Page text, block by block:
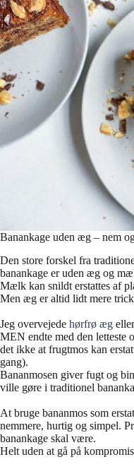
Banankage uden æg – nem
Den store forskel fra
banankage er uden æg og
Mælk kan snildt erstattes af
Men æg er altid lidt mere
Jeg overvejede hørfrø æg
MEN endte med den letteste
det ikke at frugtmos kan
gang).
Bananmosen giver fugt og
ville gøre i traditionel
At bruge bananmos som
nemmere, hurtig og simpel.
banankage skal være.
Helt uden at gå på